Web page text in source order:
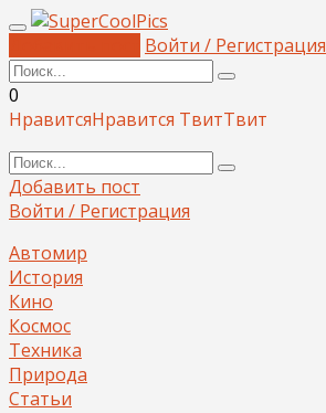
Войти / Регистрация
0
НравитсяНравится ТвитТвит
Добавить пост
Войти / Регистрация
Автомир
История
Кино
Космос
Техника
Природа
Статьи